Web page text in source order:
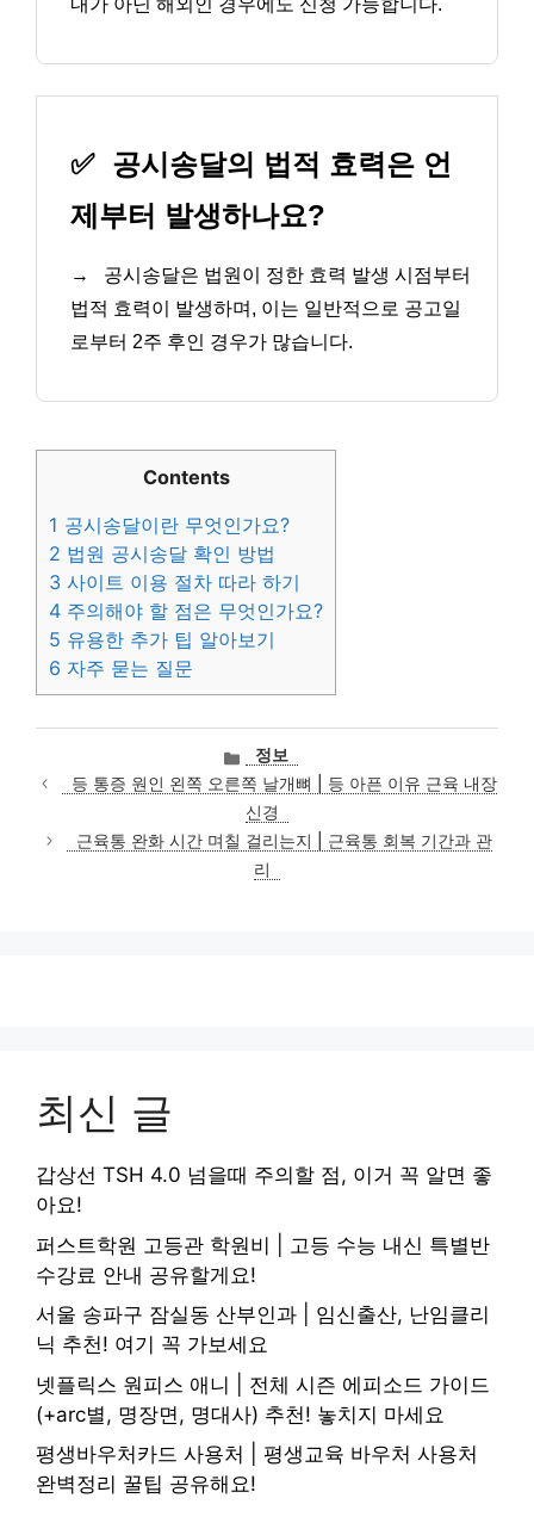
내가 아닌 해외인 경우에도 신청 가능합니다.
✅ 공시송달의 법적 효력은 언
제부터 발생하나요?
→
공시송달은 법원이 정한 효력 발생 시점부터
법적 효력이 발생하며, 이는 일반적으로 공고일
로부터 2주 후인 경우가 많습니다.
Contents
1 공시송달이란 무엇인가요?
2 법원 공시송달 확인 방법
3 사이트 이용 절차 따라 하기
4 주의해야 할 점은 무엇인가요?
5 유용한 추가 팁 알아보기
6 자주 묻는 질문
카
테
고
리
정보
등 통증 원인 왼쪽 오른쪽 날개뼈 | 등 아픈 이유 근육 내장
신경
근육통 완화 시간 며칠 걸리는지 | 근육통 회복 기간과 관
리
최신 글
갑상선 TSH 4.0 넘을때 주의할 점, 이거 꼭 알면 좋
아요!
퍼스트학원 고등관 학원비 | 고등 수능 내신 특별반
수강료 안내 공유할게요!
서울 송파구 잠실동 산부인과 | 임신출산, 난임클리
닉 추천! 여기 꼭 가보세요
넷플릭스 원피스 애니 | 전체 시즌 에피소드 가이드
(+arc별, 명장면, 명대사) 추천! 놓치지 마세요
평생바우처카드 사용처 | 평생교육 바우처 사용처
완벽정리 꿀팁 공유해요!